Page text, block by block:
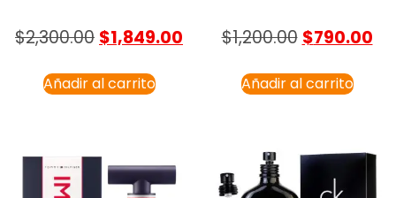
$2,300.00 $1,849.00
Añadir al carrito
$1,200.00 $790.00
Añadir al carrito